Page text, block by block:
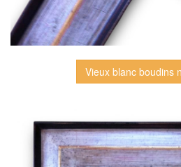
Vieux blanc boudins